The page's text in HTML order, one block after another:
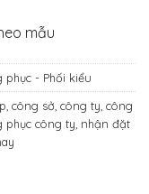
mẫu
- Phối kiểu
công sở công ty công
phục công ty nhận đặt